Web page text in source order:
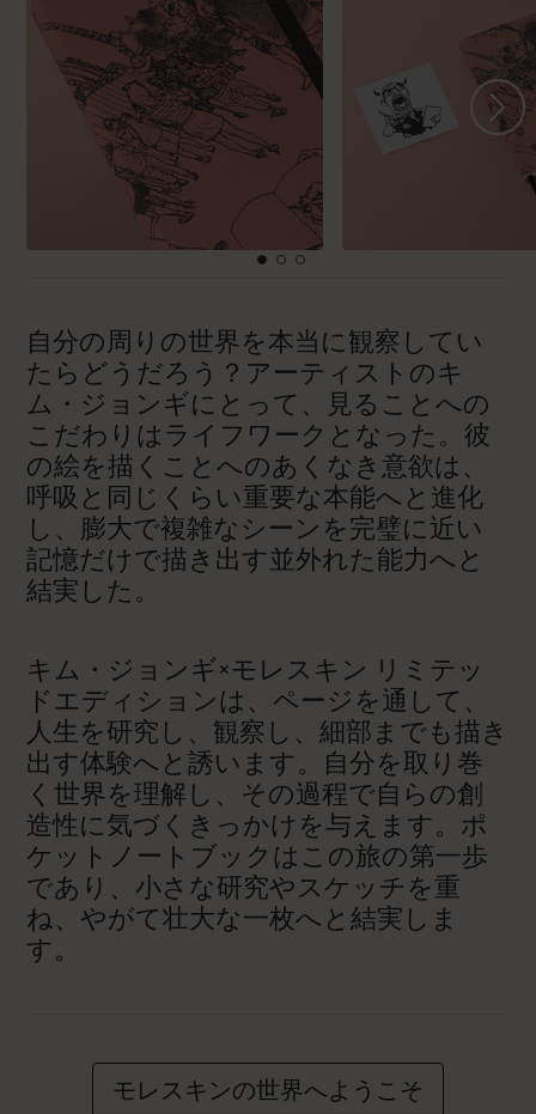
自分の周りの世界を本当に観察してい
たらどうだろう？アーティストのキ
ム・ジョンギにとって、見ることへの
こだわりはライフワークとなった。彼
の絵を描くことへのあくなき意欲は、
呼吸と同じくらい重要な本能へと進化
し、膨大で複雑なシーンを完璧に近い
記憶だけで描き出す並外れた能力へと
結実した。
キム・ジョンギ×モレスキン リミテッ
ドエディションは、ページを通して、
人生を研究し、観察し、細部までも描き
出す体験へと誘います。自分を取り巻
く世界を理解し、その過程で自らの創
造性に気づくきっかけを与えます。ポ
ケットノートブックはこの旅の第一歩
であり、小さな研究やスケッチを重
ね、やがて壮大な一枚へと結実しま
す。
モレスキンの世界へようこそ